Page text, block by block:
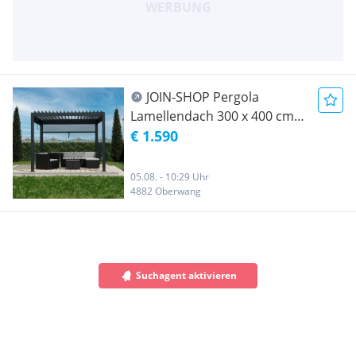
JOIN-SHOP Pergola
Lamellendach 300 x 400 cm
anthrazit Moderne Pergola
Lamellen Seitenwand
Gartenzelt Partyzelt
JU301262
€ 1.590
05.08. - 10:29 Uhr
4882 Oberwang
Suchagent aktivieren